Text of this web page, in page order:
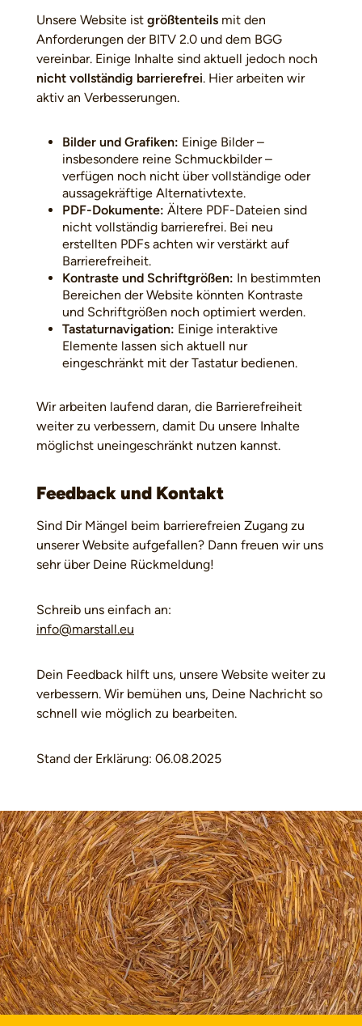
Unsere Website ist größtenteils mit den
Anforderungen der BITV 2.0 und dem BGG
vereinbar. Einige Inhalte sind aktuell jedoch noch
nicht vollständig barrierefrei. Hier arbeiten wir
aktiv an Verbesserungen.
Bilder und Grafiken: Einige Bilder –
insbesondere reine Schmuckbilder –
verfügen noch nicht über vollständige oder
aussagekräftige Alternativtexte.
PDF-Dokumente: Ältere PDF-Dateien sind
nicht vollständig barrierefrei. Bei neu
erstellten PDFs achten wir verstärkt auf
Barrierefreiheit.
Kontraste und Schriftgrößen: In bestimmten
Bereichen der Website könnten Kontraste
und Schriftgrößen noch optimiert werden.
Tastaturnavigation: Einige interaktive
Elemente lassen sich aktuell nur
eingeschränkt mit der Tastatur bedienen.
Wir arbeiten laufend daran, die Barrierefreiheit
weiter zu verbessern, damit Du unsere Inhalte
möglichst uneingeschränkt nutzen kannst.
Feedback und Kontakt
Sind Dir Mängel beim barrierefreien Zugang zu
unserer Website aufgefallen? Dann freuen wir uns
sehr über Deine Rückmeldung!
Schreib uns einfach an:
info@marstall.eu
Dein Feedback hilft uns, unsere Website weiter zu
verbessern. Wir bemühen uns, Deine Nachricht so
schnell wie möglich zu bearbeiten.
Stand der Erklärung: 06.08.2025